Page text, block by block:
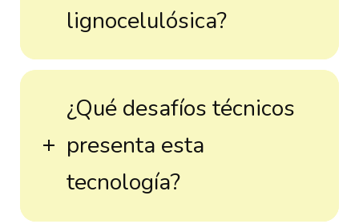
lignocelulósica?
¿Qué desafíos técnicos
presenta esta
tecnología?